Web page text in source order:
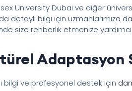
University Dubai ve diğer
detaylı bilgi için uzmanlarımıza
size rehberlik etmenize
Adaptasyon
bilgi ve profesyonel destek için